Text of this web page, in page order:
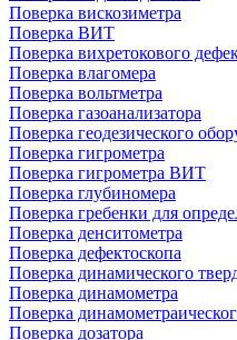
Поверка вискозиметра
Поверка ВИТ
Поверка вихретокового
Поверка влагомера
Поверка вольтметра
Поверка газоанализатора
Поверка геодезического
Поверка гигрометра
Поверка гигрометра ВИТ
Поверка глубиномера
Поверка гребенки для
Поверка денситометра
Поверка дефектоскопа
Поверка динамического
Поверка динамометра
Поверка
Поверка дозатора